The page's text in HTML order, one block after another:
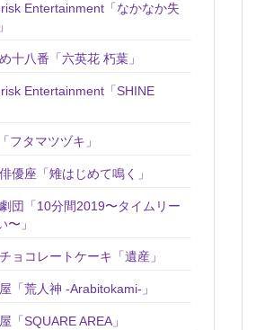
Entertainment「なかなか失
八番「六英花 朽葉」
Entertainment「SHINE
タマツヅキ」
座「雉はじめて鳴く」
団「10分間2019〜タイムリー
〜」
コレートケーキ「遺産」
荒人神 -Arabitokami-」
SQUARE AREA」